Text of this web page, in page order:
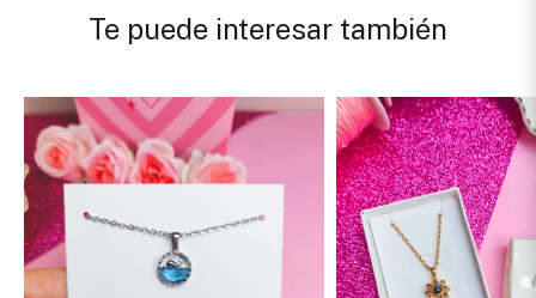
Te puede interesar también